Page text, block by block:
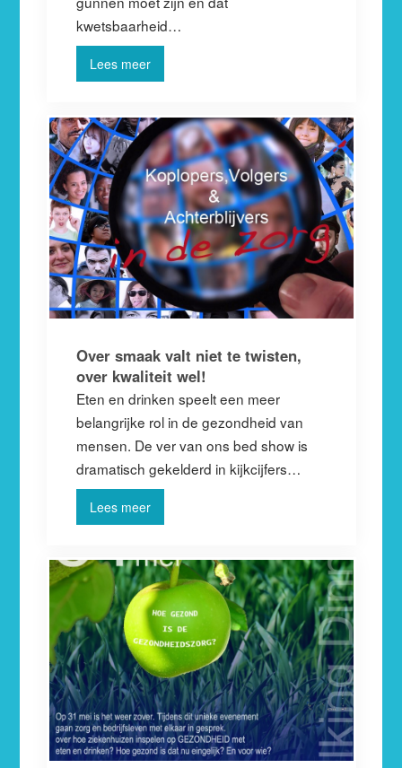
kwetsbaarheid…
Lees meer
Over smaak valt niet te twisten,
over kwaliteit wel!
Eten en drinken speelt een meer
belangrijke rol in de gezondheid van
mensen. De ver van ons bed show is
dramatisch gekelderd in kijkcijfers…
Lees meer